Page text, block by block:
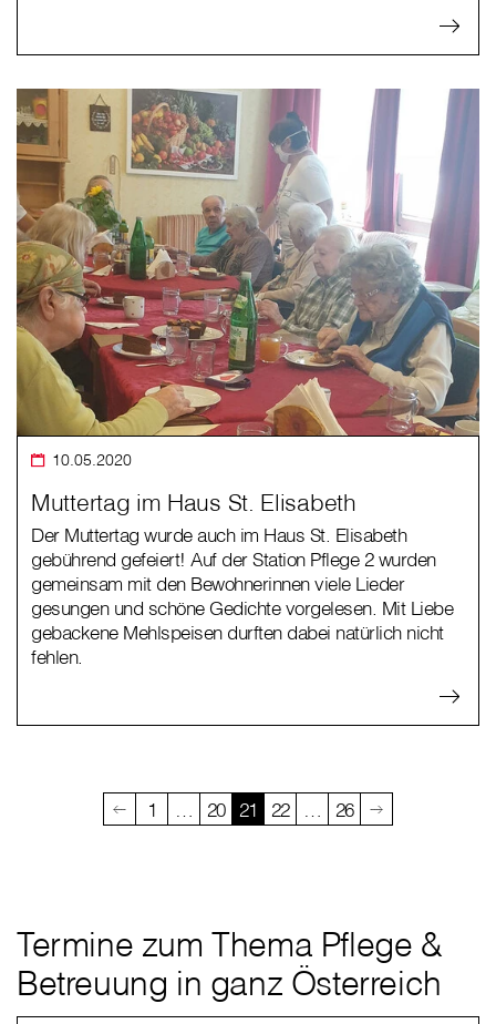
10.05.2020
Muttertag im Haus St. Elisabeth
Der Muttertag wurde auch im Haus St. Elisabeth
gebührend gefeiert! Auf der Station Pflege 2 wurden
gemeinsam mit den Bewohnerinnen viele Lieder
gesungen und schöne Gedichte vorgelesen. Mit Liebe
gebackene Mehlspeisen durften dabei natürlich nicht
fehlen.
1 … 20 21 22 … 26
Termine zum Thema Pflege &
Betreuung in ganz Österreich